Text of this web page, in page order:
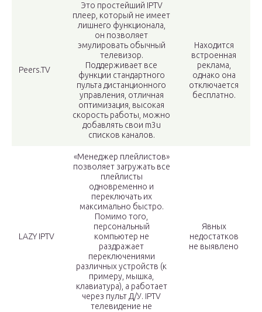
Peers.TV
Это простейший IPTV
плеер, который не имеет
лишнего функционала,
он позволяет
эмулировать обычный
телевизор.
Поддерживает все
функции стандартного
пульта дистанционного
управления, отличная
оптимизация, высокая
скорость работы, можно
добавлять свои m3u
списков каналов.
Находится
встроенная
реклама,
однако она
отключается
бесплатно.
LAZY IPTV
«Менеджер плейлистов»
позволяет загружать все
плейлисты
одновременно и
переключать их
максимально быстро.
Помимо того,
персональный
компьютер не
раздражает
переключениями
различных устройств (к
примеру, мышка,
клавиатура), а работает
через пульт Д/У. IPTV
телевидение не
Явных
недостатков
не выявлено